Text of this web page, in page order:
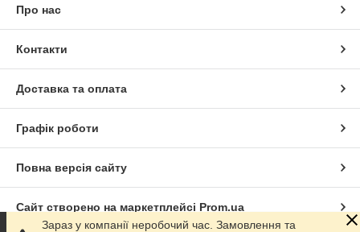
Про нас
Контакти
Доставка та оплата
Графік роботи
Повна версія сайту
Сайт створено на маркетплейсі Prom.ua
Зараз у компанії неробочий час. Замовлення та